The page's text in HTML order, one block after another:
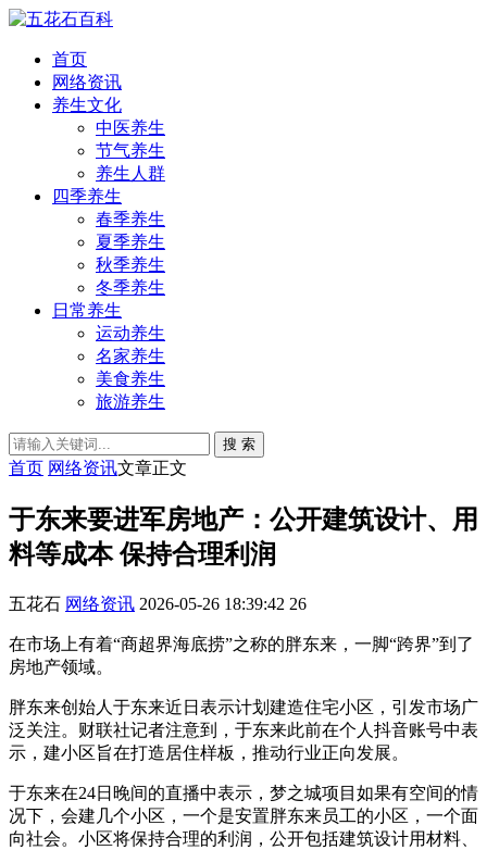
首页
网络资讯
养生文化
中医养生
节气养生
养生人群
四季养生
春季养生
夏季养生
秋季养生
冬季养生
日常养生
运动养生
名家养生
美食养生
旅游养生
搜 索
首页 网络资讯文章正文
于东来要进军房地产：公开建筑设计、用
料等成本 保持合理利润
五花石 网络资讯 2026-05-26 18:39:42 26
在市场上有着“商超界海底捞”之称的胖东来，一脚“跨界”到了
房地产领域。
胖东来创始人于东来近日表示计划建造住宅小区，引发市场广
泛关注。财联社记者注意到，于东来此前在个人抖音账号中表
示，建小区旨在打造居住样板，推动行业正向发展。
于东来在24日晚间的直播中表示，梦之城项目如果有空间的情
况下，会建几个小区，一个是安置胖东来员工的小区，一个面
向社会。小区将保持合理的利润，公开包括建筑设计用材料、